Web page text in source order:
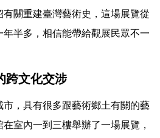
關重建臺灣藝術史，這場展覽從
半多，相信能帶給觀展民眾不一
文化交涉
，具有很多跟藝術鄉土有關的藝
室內一到三樓舉辦了一場展覽，